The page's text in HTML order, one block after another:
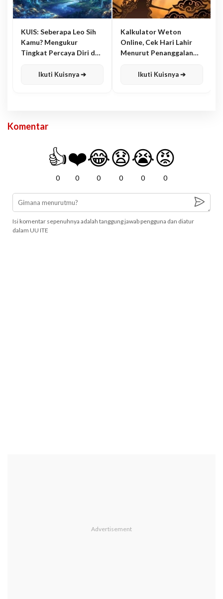
KUIS: Seberapa Leo Sih
Kamu? Mengukur
Tingkat Percaya Diri dan
Ikuti Kuisnya ➔
Kalkulator Weton
Online, Cek Hari Lahir
Menurut Penanggalan
Ikuti Kuisnya ➔
Komentar
👍
0
❤️
0
😂
0
😧
0
😭
0
😡
0
Isi komentar sepenuhnya adalah tanggung jawab pengguna dan diatur
dalam UU ITE